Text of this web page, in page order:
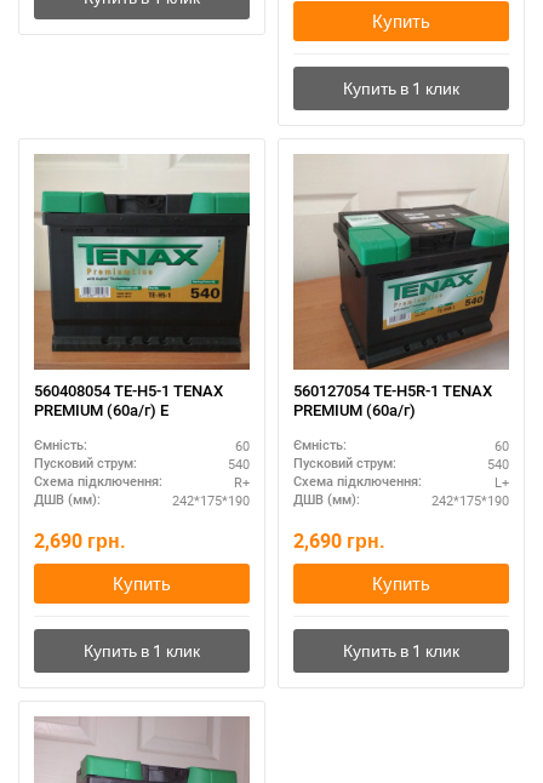
Купить
560408054 TE-H5-1 TENAX
PREMIUM (60а/г) E
Ємність: 60
Пусковий струм: 540
Схема підключення: R+
ДШВ (мм): 242*175*190
2,690 грн.
Купить
560127054 TE-H5R-1 TENAX
PREMIUM (60а/г)
Ємність: 60
Пусковий струм: 540
Схема підключення: L+
ДШВ (мм): 242*175*190
2,690 грн.
Купить